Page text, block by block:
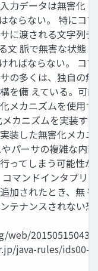
力データは無害化
ならない。 特にコ
に渡される文字列デ
文 脈で無害な状態
ればならない。 コ
の多くは、独自の無
を備 えている。可
メカニズムを使用す
カニズムを実装す
装した無害化メカニ
パーサの複雑な内
ってしまう可能性が
マンドインタプリ
加されたとき、無
テナンスされない恐
web/
java-rules/ids00-